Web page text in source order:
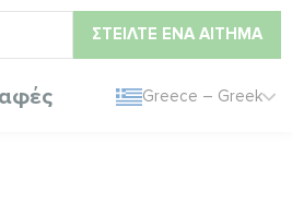
ΣΤΕΊΛΤΕ ΈΝΑ ΑΊΤΗΜΑ
Greece – Greek